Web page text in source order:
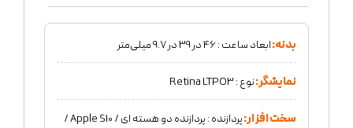
بدنه:ابعاد ساعت : 46 در 39 در 9.7 میلی‌متر
نمایشگر:نوع : Retina LTPO3
سخت افزار:
پردازنده : پردازنده دو هسته ای / Apple S10 /